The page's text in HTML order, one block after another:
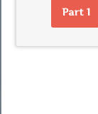
Part 1